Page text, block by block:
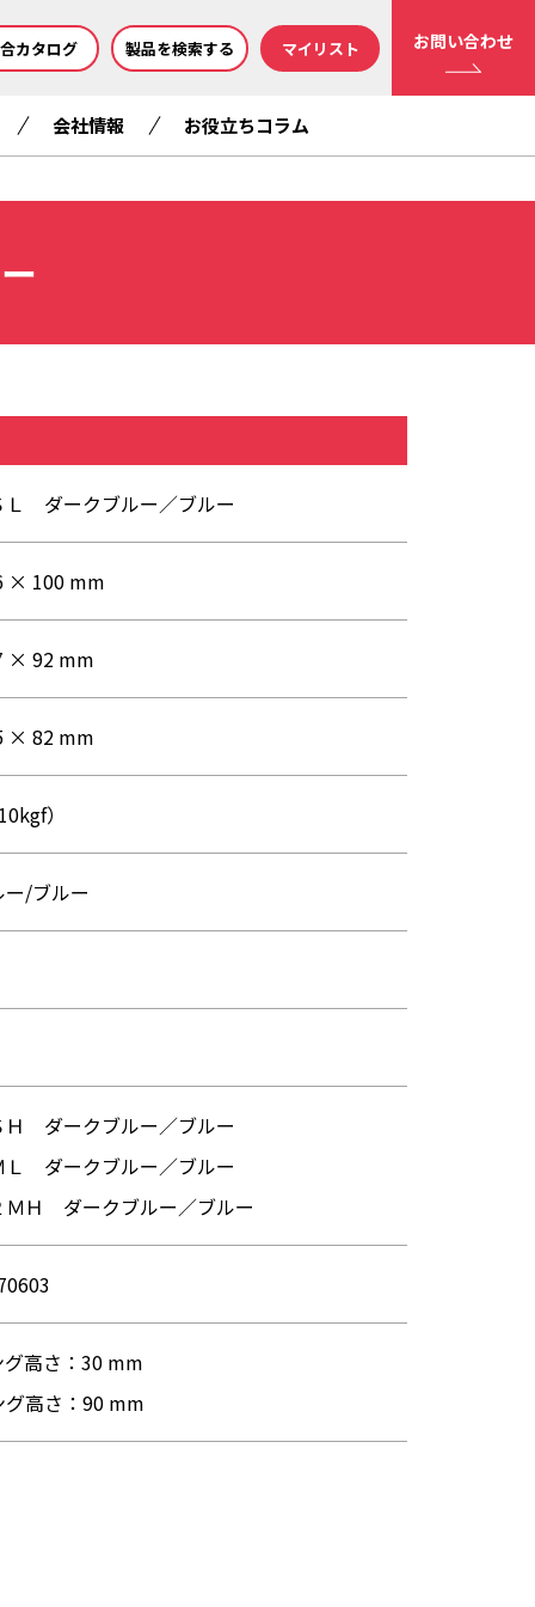
カタログ 製品を検索する マイリスト お問い合わせ
会社情報 お役立ちコラム
Ｌ ダークブルー／ブルー
× 100 mm
× 92 mm
× 82 mm
）
/ブルー
Ｈ ダークブルー／ブルー
Ｌ ダークブルー／ブルー
ＭＨ ダークブルー／ブルー
高さ：30 mm
グ高さ：90 mm